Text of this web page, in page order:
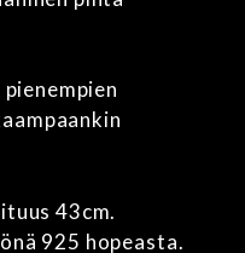
43cm.
925 hopeasta.